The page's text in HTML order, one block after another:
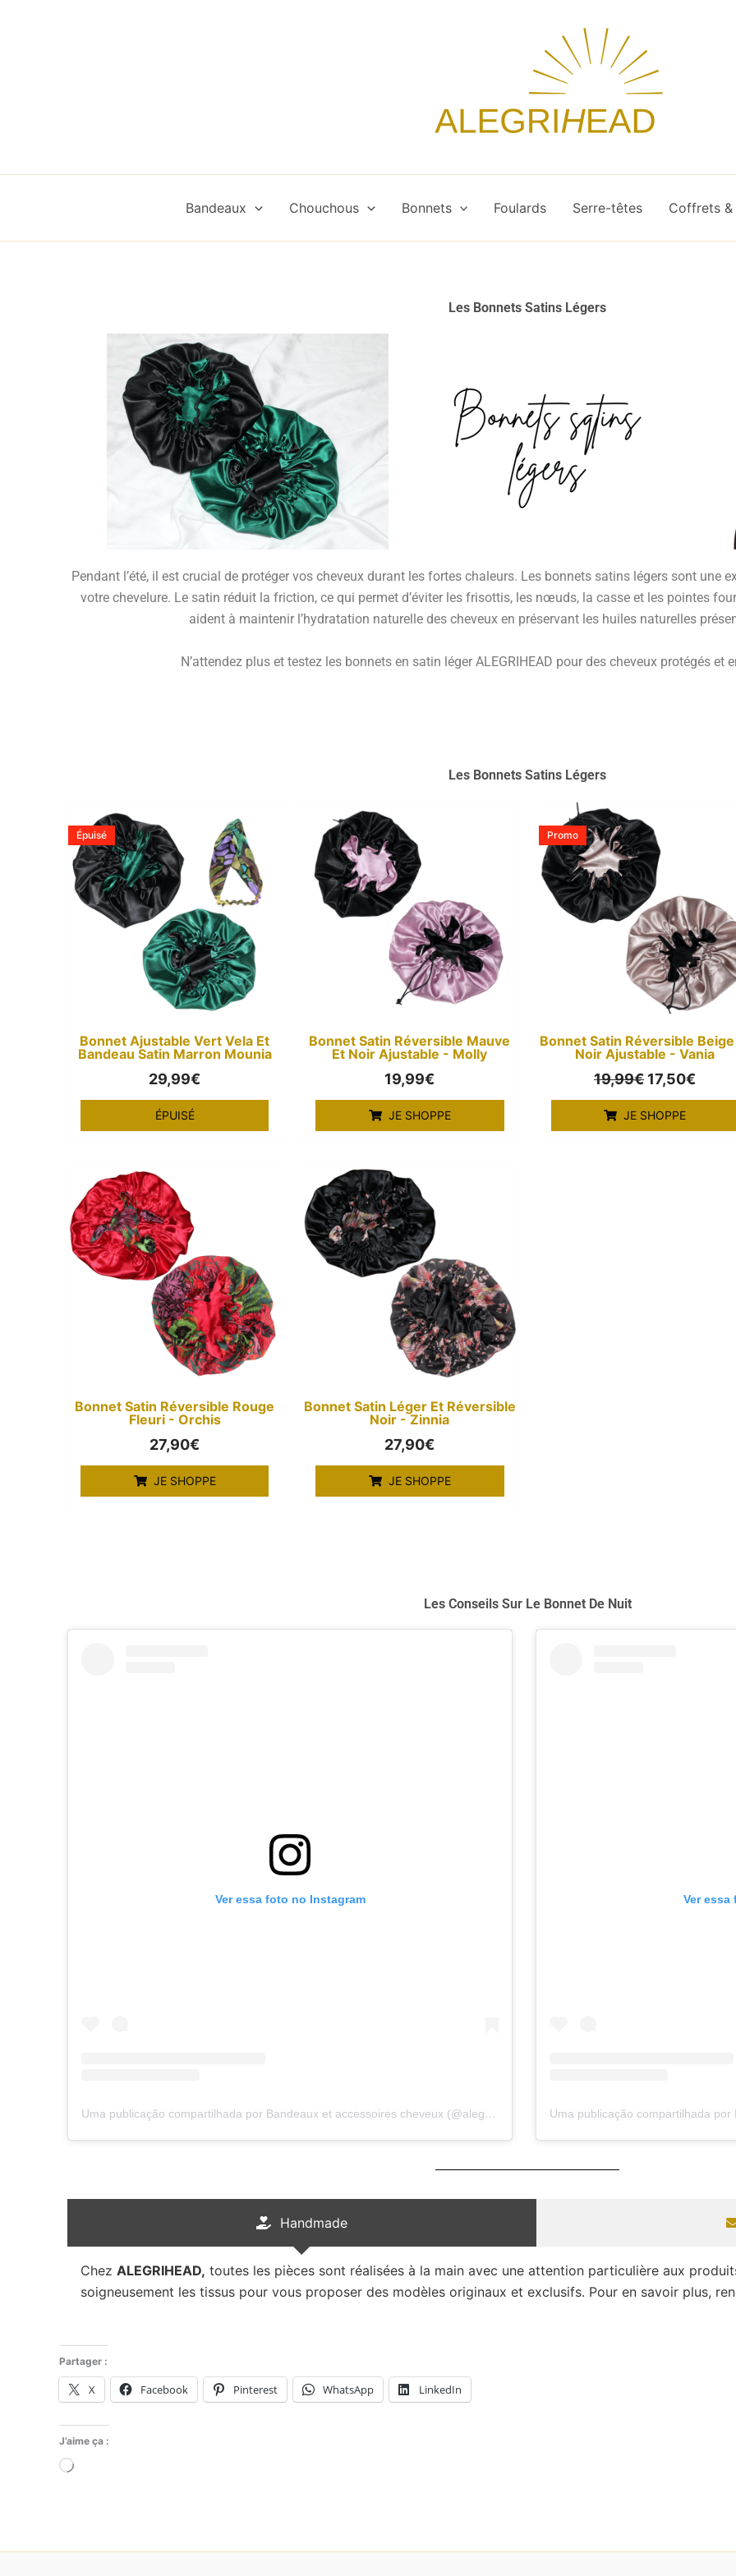
Bandeaux Chouchous Bonnets Foulards Serre-têtes Coffrets &
Les Bonnets Satins Légers
Pendant l’été, il est crucial de protéger vos cheveux durant les fortes chaleurs. Les bonnets satins légers sont une
votre chevelure. Le satin réduit la friction, ce qui permet d’éviter les frisottis, les nœuds, la casse et les pointes
aident à maintenir l’hydratation naturelle des cheveux en préservant les huiles naturelles
N’attendez plus et testez les bonnets en satin léger ALEGRIHEAD pour des cheveux protégés et
Les Bonnets Satins Légers
Bonnet Ajustable Vert Vela Et
Bandeau Satin Marron Mounia
Épuisé
29,99€
ÉPUISÉ
Bonnet Satin Réversible Mauve
Et Noir Ajustable - Molly
19,99€
JE SHOPPE
Bonnet Satin Réversible
Noir Ajustable - Vania
Promo
19,99€
prix
initial
était :
19,99€.
17,50€
JE SHOPPE
Bonnet Satin Réversible Rouge
Fleuri - Orchis
27,90€
JE SHOPPE
Bonnet Satin Léger Et Réversible
Noir - Zinnia
27,90€
JE SHOPPE
Les Conseils Sur Le Bonnet De Nuit
Ver essa foto no Instagram
Uma publicação compartilhada por Bandeaux et accessoires cheveux (@alegrihead)
Ver essa
Handmade
Chez ALEGRIHEAD, toutes les pièces sont réalisées à la main avec une attention particulière aux
soigneusement les tissus pour vous proposer des modèles originaux et exclusifs. Pour en savoir plus,
Partager :
X Facebook Pinterest WhatsApp LinkedIn
J’aime ça :
Chargement…